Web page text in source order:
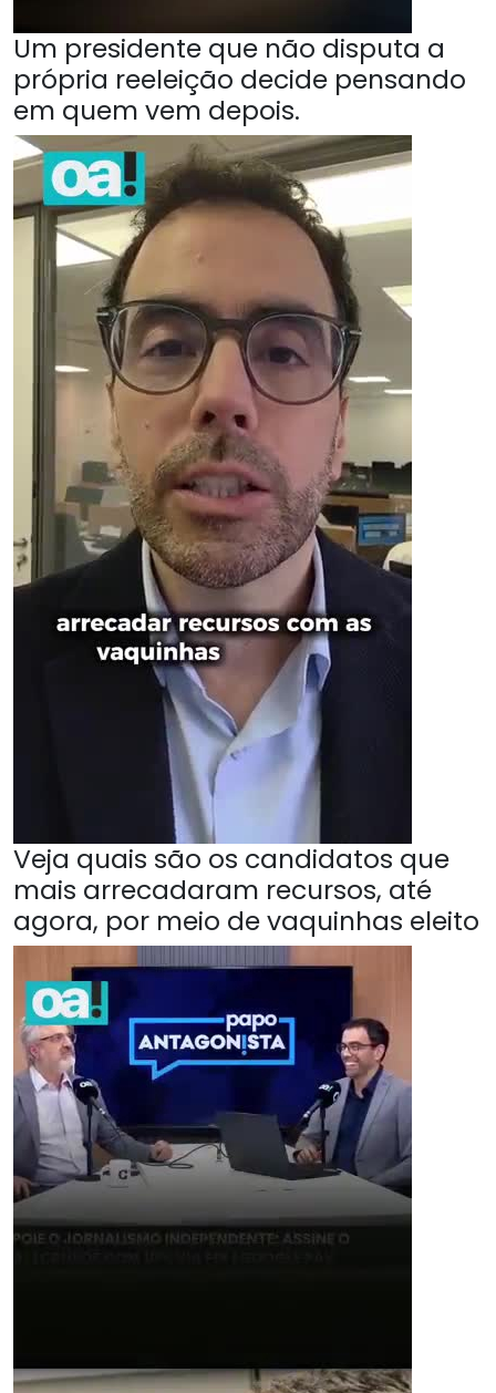
Um presidente que não disputa a
própria reeleição decide pensando
em quem vem depois.
Veja quais são os candidatos que
mais arrecadaram recursos, até
agora, por meio de vaquinhas eleito